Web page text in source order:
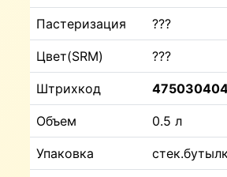
Пастеризация ???
Цвет(SRM) ???
Штрихкод
Объем 0.5 л
Упаковка